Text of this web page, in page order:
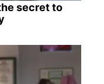
secret to